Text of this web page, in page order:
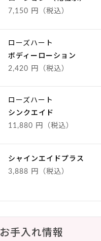
7,150 円（税込）
ローズハート
ボディーローション
2,420 円（税込）
ローズハート
シンクエイド
11,880 円（税込）
シャインエイドプラス
3,888 円（税込）
お手入れ情報